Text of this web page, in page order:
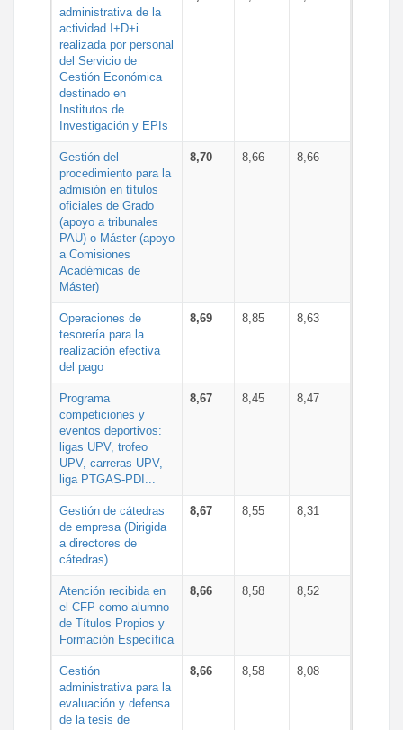
administrativa de la
actividad I+D+i
realizada por personal
del Servicio de
Gestión Económica
destinado en
Institutos de
Investigación y EPIs
Gestión del
procedimiento para la
admisión en títulos
oficiales de Grado
(apoyo a tribunales
PAU) o Máster (apoyo
a Comisiones
Académicas de
Máster)
8,70 8,66 8,66
Operaciones de
tesorería para la
realización efectiva
del pago
8,69 8,85 8,63
Programa
competiciones y
eventos deportivos:
ligas UPV, trofeo
UPV, carreras UPV,
liga PTGAS-PDI...
8,67 8,45 8,47
Gestión de cátedras
de empresa (Dirigida
a directores de
cátedras)
8,67 8,55 8,31
Atención recibida en
el CFP como alumno
de Títulos Propios y
Formación Específica
8,66 8,58 8,52
Gestión
administrativa para la
evaluación y defensa
de la tesis de
8,66 8,58 8,08